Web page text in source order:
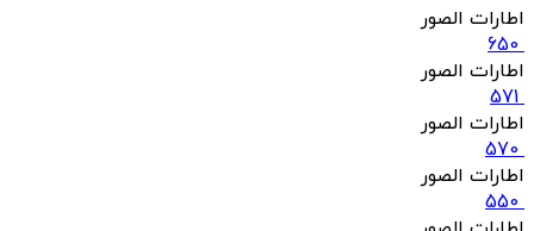
اطارات الصور
650
اطارات الصور
571
اطارات الصور
570
اطارات الصور
550